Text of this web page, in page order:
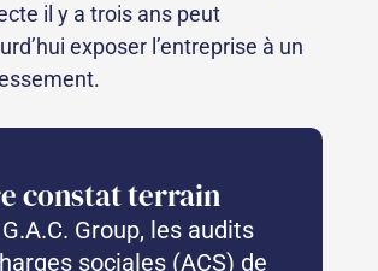
il y a trois ans peut
exposer l’entreprise à un
constat terrain
Group, les audits
sociales (ACS) de